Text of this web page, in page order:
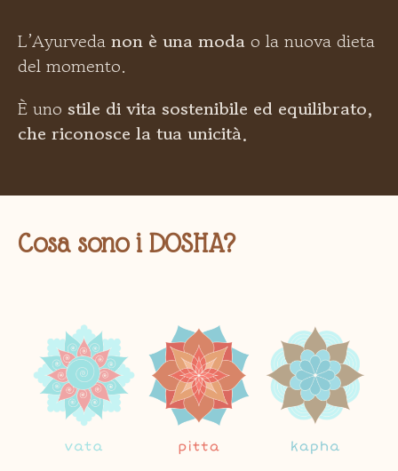
L’Ayurveda non è una moda o la nuova dieta
del momento.
È uno stile di vita sostenibile ed equilibrato,
che riconosce la tua unicità.
Cosa sono i DOSHA?